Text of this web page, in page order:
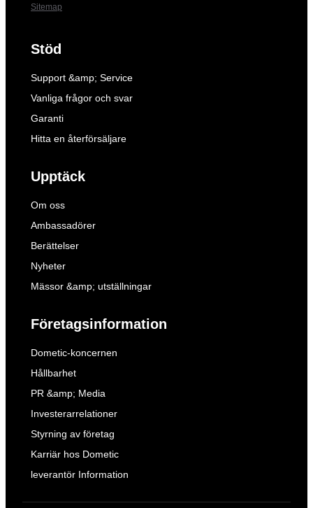
Sitemap
Stöd
Support &amp; Service
Vanliga frågor och svar
Garanti
Hitta en återförsäljare
Upptäck
Om oss
Ambassadörer
Berättelser
Nyheter
Mässor &amp; utställningar
Företagsinformation
Dometic-koncernen
Hållbarhet
PR &amp; Media
Investerarrelationer
Styrning av företag
Karriär hos Dometic
leverantör Information